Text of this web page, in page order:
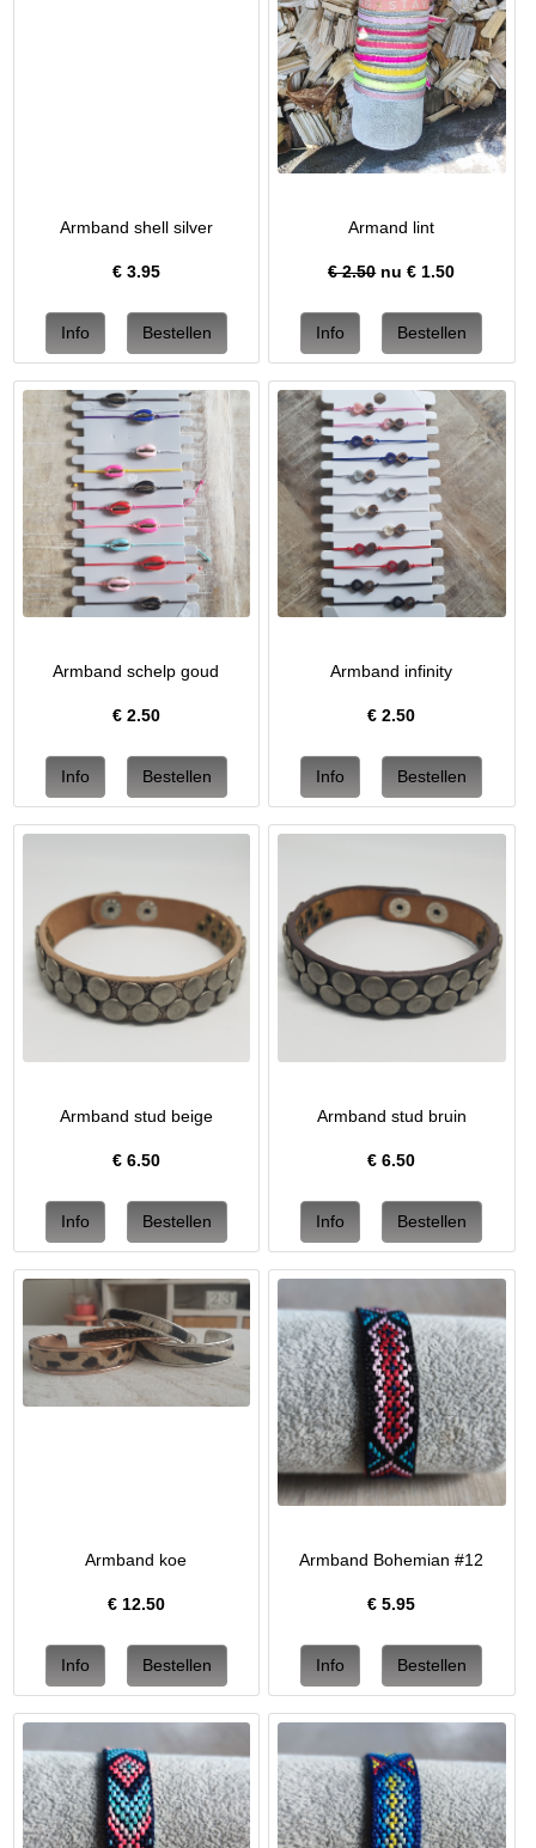
Armband shell silver
€ 3.95
Armand lint
€ 2.50nu € 1.50
Armband schelp goud
€ 2.50
Armband infinity
€2.50
Armband stud beige
€ 6.50
Armband stud bruin
€6.50
Armband koe
€ 12.50
Armband Bohemian #12
€5.95